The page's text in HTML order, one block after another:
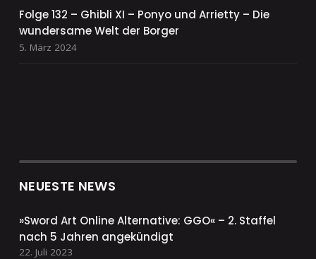
Folge 132 – Ghibli XI – Ponyo und Arrietty – Die
wundersame Welt der Borger
5. März 2024
NEUESTE NEWS
»Sword Art Online Alternative: GGO« – 2. Staffel
nach 5 Jahren angekündigt
22. Juli 2023